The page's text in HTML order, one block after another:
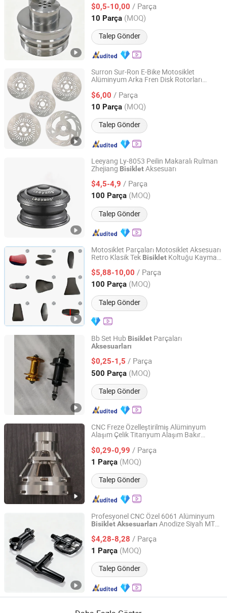
BisikletAksesuarları
$0,5-10,00 / Parça
10 Parça (MOQ)
Talep Gönder
Guangdong, China Fiyat 2023
Surron Sur-Ron E-Bike Motosiklet
Alüminyum Arka Fren Disk Rotorları
Bisikleti Elektrikli Motosiklet Aksesuarı
$6,00 / Parça
10 Parça (MOQ)
Talep Gönder
Guangzhou Tangze Motorcycle Parts Co., Ltd.
Guangdong, China Fiyat 2026
Leeyang Ly-8053 Peilin Makaralı Rulman
Zhejiang BisikletAksesuarı
$4,5-4,9 / Parça
100 Parça (MOQ)
Talep Gönder
Cixi City Liyang Bicycle Co., LTD
Zhejiang, China Fiyat 2025
Motosiklet Parçaları Motosiklet Aksesuarı
Retro Klasik Tek Bisiklet Koltuğu Kaymaz
Modifikasyon için
$5,88-10,00 / Parça
100 Parça (MOQ)
Talep Gönder
Langfang Zhouchi Import and Export Co., Ltd
Guangdong, China Fiyat 2026
Bb Set Hub Bisiklet Parçaları
Aksesuarları
$0,25-1,5 / Parça
500 Parça (MOQ)
Talep Gönder
Guangzong Shuanglong Bicycle Industry Co., Ltd.
Hebei, China Fiyat 2018
CNC Freze Özelleştirilmiş Alüminyum
Alaşım Çelik Titanyum Alaşım Bakır
ArabaAksesuarları
$0,29-0,99 / Parça
1 Parça (MOQ)
Talep Gönder
Dongguan Wangda Precision Hardware Co., Ltd.
Guangdong, China Fiyat 2024
Profesyonel CNC Özel 6061 Alüminyum
BisikletAksesuarları Anodize Siyah MTB
$4,28-8,28 / Parça
1 Parça (MOQ)
Talep Gönder
Dongguan Zhongwei Metal Products Co., Ltd.
Guangdong, China Fiyat 2024